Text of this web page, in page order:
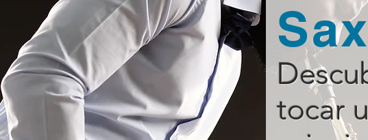
tocar